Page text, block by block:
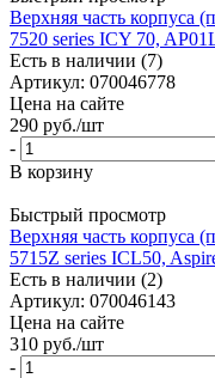
Верхняя часть корпуса
7520 series ICY 70,
Есть в наличии (7)
Артикул: 070046778
Цена на сайте
290 руб./шт
-
В корзину
Быстрый просмотр
Верхняя часть корпуса
5715Z series ICL50,
Есть в наличии (2)
Артикул: 070046143
Цена на сайте
310 руб./шт
-